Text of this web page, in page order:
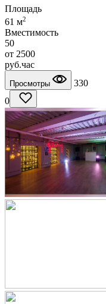
Площадь
61 м2
Вместимость
50
от 2500
руб.час
Просмотры
330
0